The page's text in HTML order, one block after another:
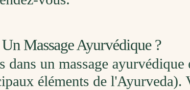
Massage Ayurvédique ?
un massage ayurvédique
éléments de l'Ayurveda).